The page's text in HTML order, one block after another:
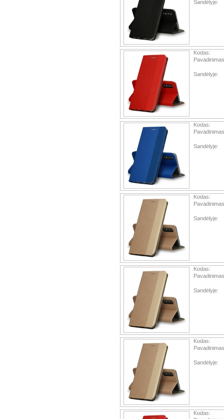
Sandėlyje:
Kodas:
Sandėlyje:
Kodas:
Sandėlyje:
Kodas:
Sandėlyje:
Kodas:
Sandėlyje:
Kodas:
Sandėlyje:
Kodas: